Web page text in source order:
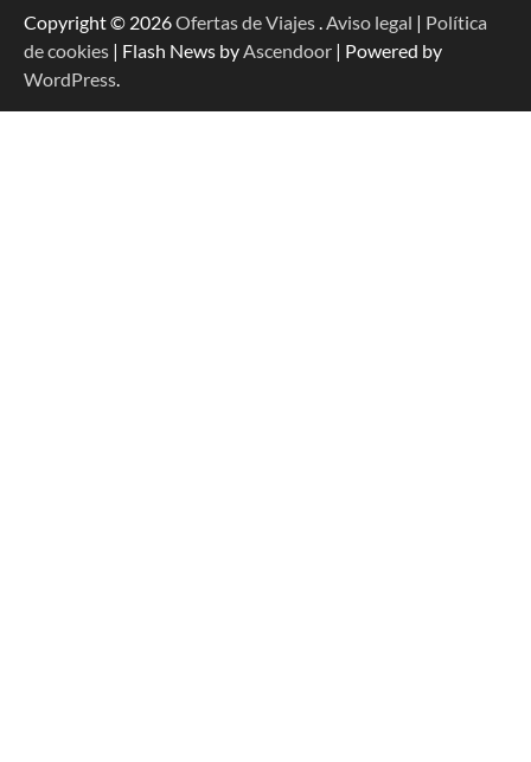
Copyright © 2026Ofertas de Viajes.Aviso legal | Política
de cookies | Flash News byAscendoor | Powered by
WordPress.